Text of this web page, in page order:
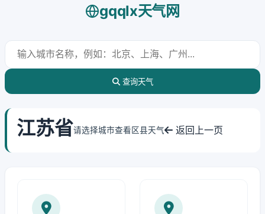
gqqlx天气网
查询天气
江苏省请选择城市查看区县天气 返回上一页